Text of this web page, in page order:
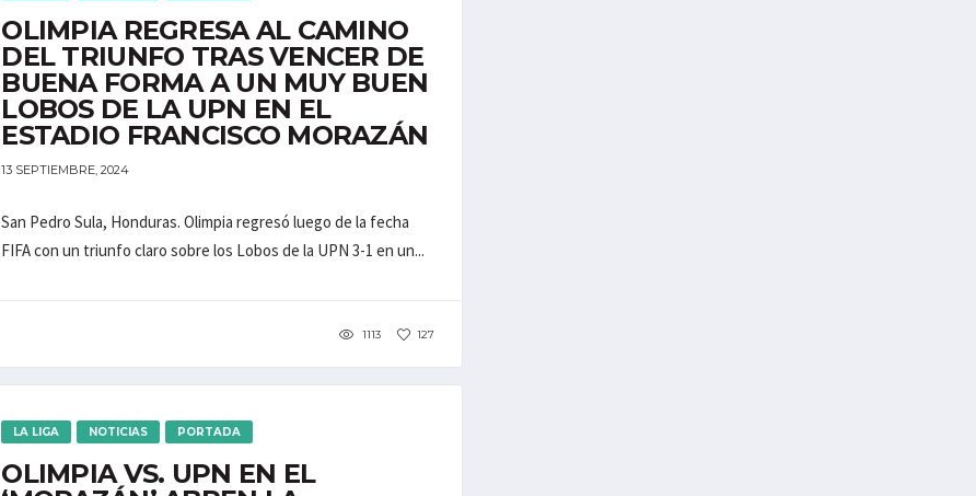
OLIMPIA REGRESA AL CAMINO
DEL TRIUNFO TRAS VENCER DE
BUENA FORMA A UN MUY BUEN
LOBOS DE LA UPN EN EL
ESTADIO FRANCISCO MORAZÁN
13 SEPTIEMBRE, 2024
San Pedro Sula, Honduras. Olimpia regresó luego de la fecha
FIFA con un triunfo claro sobre los Lobos de la UPN 3-1 en un...
1113 127
LA LIGA NOTICIAS PORTADA
OLIMPIA VS. UPN EN EL